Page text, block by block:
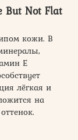
But Not Flat
кожи. В
Е
лёгкая и
на